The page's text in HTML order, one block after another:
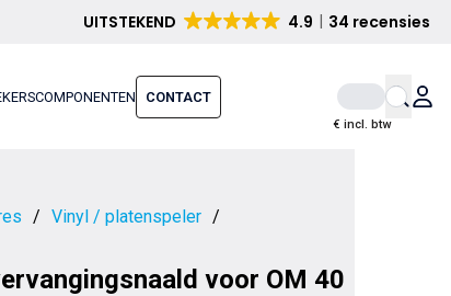
UITSTEKEND 4.9 34 recensies
COMPONENTEN CONTACT
€ incl. btw
/ Vinyl / platenspeler /
voor OM 40